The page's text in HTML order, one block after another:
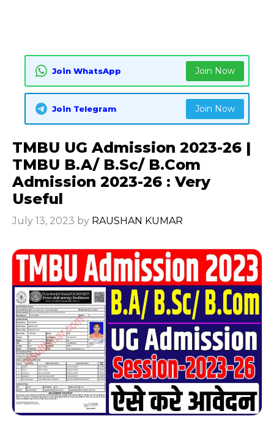
Join WhatsApp Join Now
Join Telegram Join Now
TMBU UG Admission 2023-26 |
TMBU B.A/ B.Sc/ B.Com
Admission 2023-26 : Very
Useful
July 13, 2023 by RAUSHAN KUMAR